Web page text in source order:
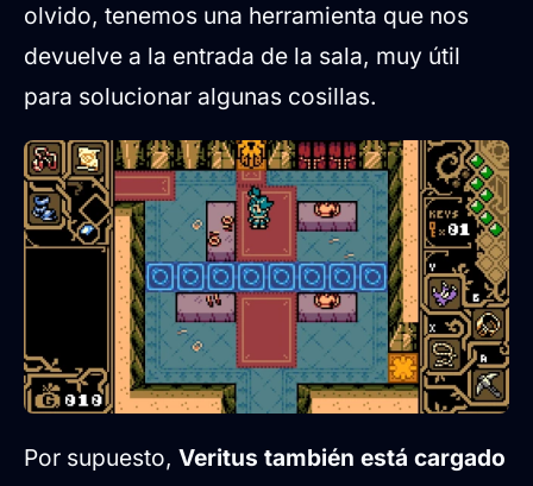
olvido, tenemos una herramienta que nos
devuelve a la entrada de la sala, muy útil
para solucionar algunas cosillas.
Por supuesto, Veritus también está cargado